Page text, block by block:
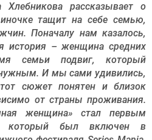
Хлебникова рассказывает о
тащит на себе семью,
Поначалу нам казалось,
история – женщина средних
семьи подвиг, который
И мы сами удивились,
сюжет понятен и близок
от страны проживания.
женщина» стал первым
который был включен в